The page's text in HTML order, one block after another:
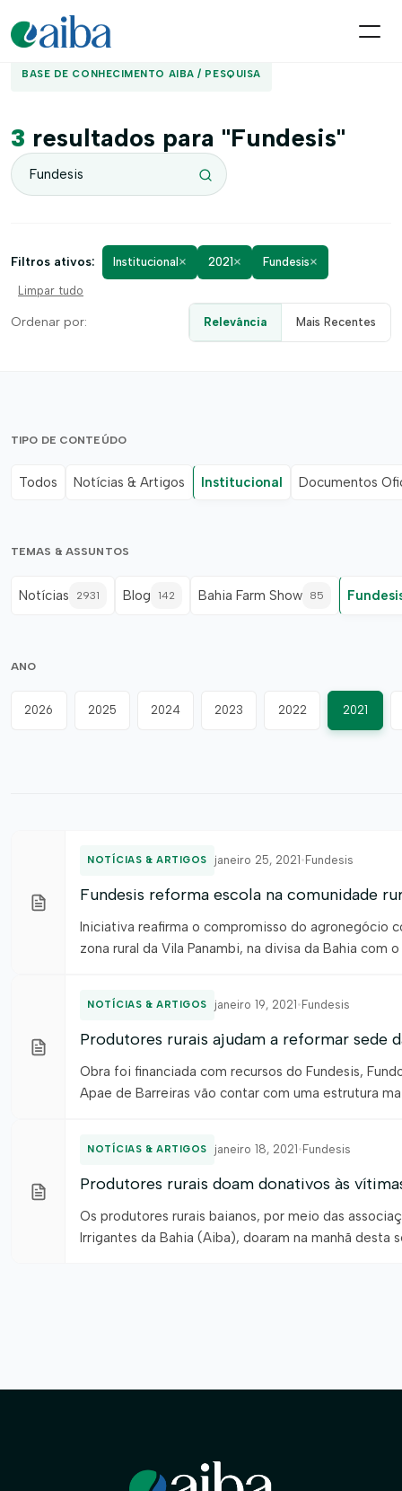
BASE DE CONHECIMENTO AIBA / PESQUISA
3 resultados para "Fundesis"
Filtros ativos: Institucional × 2021 × Fundesis×
Limpar tudo
Ordenar por: Relevância Mais Recentes
TIPO DE CONTEÚDO
Todos Notícias & Artigos Institucional Documentos
TEMAS & ASSUNTOS
Notícias 2931 Blog 142 Bahia Farm Show 85
ANO
2026 2025 2024 2023 2022 2021
NOTÍCIAS & ARTIGOS janeiro 25, 2021 • Fundesis
Fundesis reforma escola na comunidade
Iniciativa reafirma o compromisso do agronegócio
zona rural da Vila Panambi, na divisa da Bahia com
NOTÍCIAS & ARTIGOS janeiro 19, 2021 • Fundesis
Produtores rurais ajudam a reformar sede
Obra foi financiada com recursos do Fundesis,
Apae de Barreiras vão contar com uma estrutura
NOTÍCIAS & ARTIGOS janeiro 18, 2021 • Fundesis
Produtores rurais doam donativos às
Os produtores rurais baianos, por meio das
Irrigantes da Bahia (Aiba), doaram na manhã